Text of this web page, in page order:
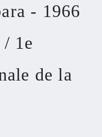
- 1966
1e
de la